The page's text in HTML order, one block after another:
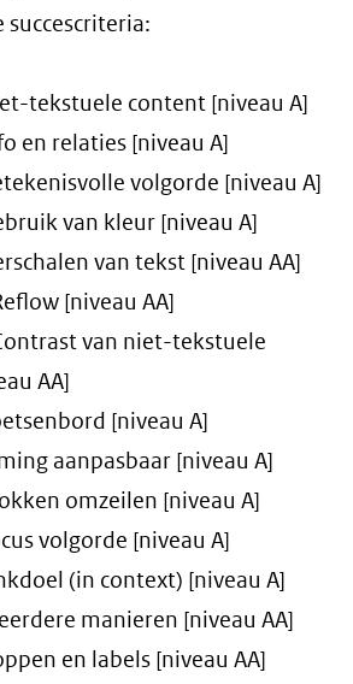
succescriteria:
tekstuele content [niveau A]
en relaties [niveau A]
volgorde [niveau A]
van kleur [niveau A]
van tekst [niveau AA]
[niveau AA]
van niet-tekstuele
AA]
[niveau A]
aanpasbaar [niveau A]
omzeilen [niveau A]
volgorde [niveau A]
(in context) [niveau A]
manieren [niveau AA]
en labels [niveau AA]